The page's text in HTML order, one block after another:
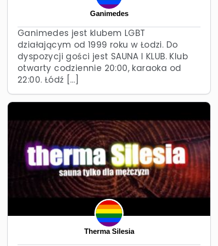
Ganimedes
Ganimedes jest klubem LGBT
działającym od 1999 roku w Łodzi. Do
dyspozycji gości jest SAUNA I KLUB. Klub
otwarty codziennie 20:00, karaoka od
22:00. Łódź […]
Therma Silesia